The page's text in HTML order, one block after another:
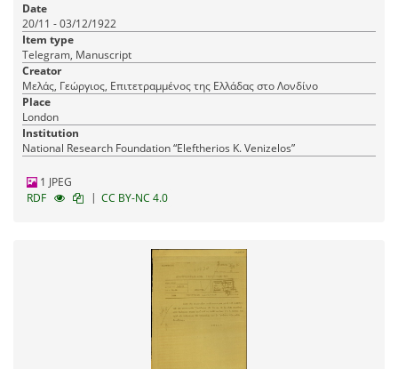
Date
20/11 - 03/12/1922
Item type
Telegram, Manuscript
Creator
Μελάς, Γεώργιος, Επιτετραμμένος της Ελλάδας στο Λονδίνο
Place
London
Institution
National Research Foundation “Eleftherios K. Venizelos”
1 JPEG
RDF
| CC BY-NC 4.0